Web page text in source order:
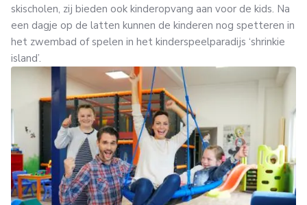
skischolen, zij bieden ook kinderopvang aan voor de kids. Na
een dagje op de latten kunnen de kinderen nog spetteren in
het zwembad of spelen in het kinderspeelparadijs ‘shrinkie
island’.